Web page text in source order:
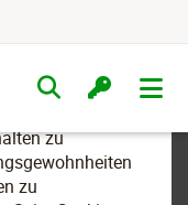
zu
zu